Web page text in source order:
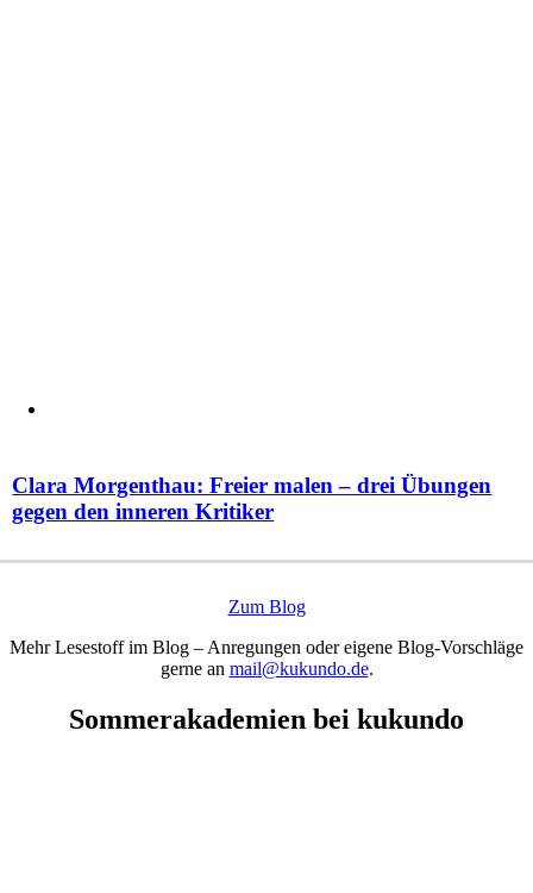
Clara Morgenthau: Freier malen – drei Übungen
gegen den inneren Kritiker
Zum Blog
Mehr Lesestoff im Blog – Anregungen oder eigene Blog-Vorschläge
gerne an mail@kukundo.de.
Sommerakademien bei kukundo